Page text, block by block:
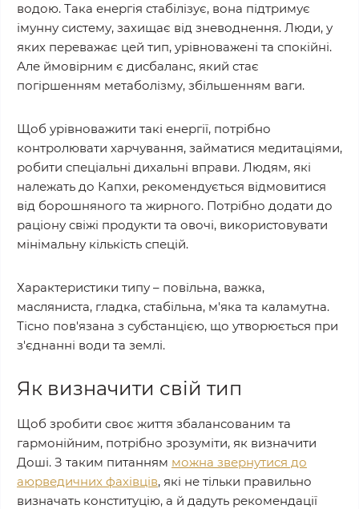
водою. Така енергія стабілізує, вона підтримує
імунну систему, захищає від зневоднення. Люди, у
яких переважає цей тип, урівноважені та спокійні.
Але ймовірним є дисбаланс, який стає
погіршенням метаболізму, збільшенням ваги.
Щоб урівноважити такі енергії, потрібно
контролювати харчування, займатися медитаціями,
робити спеціальні дихальні вправи. Людям, які
належать до Капхи, рекомендується відмовитися
від борошняного та жирного. Потрібно додати до
раціону свіжі продукти та овочі, використовувати
мінімальну кількість спецій.
Характеристики типу – повільна, важка,
масляниста, гладка, стабільна, м'яка та каламутна.
Тісно пов'язана з субстанцією, що утворюється при
з'єднанні води та землі.
Як визначити свій тип
Щоб зробити своє життя збалансованим та
гармонійним, потрібно зрозуміти, як визначити
Доші. З таким питанням можна звернутися до
аюрведичних фахівців, які не тільки правильно
визначать конституцію, а й дадуть рекомендації